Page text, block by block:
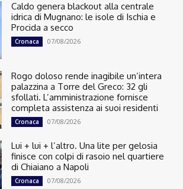
Caldo genera blackout alla centrale
idrica di Mugnano: le isole di Ischia e
Procida a secco
Cronaca 07/08/2026
Rogo doloso rende inagibile un’intera
palazzina a Torre del Greco: 32 gli
sfollati. L’amministrazione fornisce
completa assistenza ai suoi residenti
Cronaca 07/08/2026
Lui + lui + l’altro. Una lite per gelosia
finisce con colpi di rasoio nel quartiere
di Chiaiano a Napoli
Cronaca 07/08/2026